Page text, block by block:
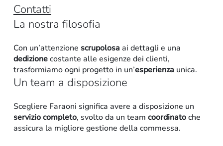
Contatti
La nostra filosofia
Con un’attenzione scrupolosa ai dettagli e una
dedizionecostante alle esigenze dei clienti,
trasformiamo ogni progetto in un’esperienza unica.
Un team a disposizione
Scegliere Faraoni significa avere a disposizione un
servizio completo, svolto da un team coordinatoche
assicura la migliore gestione della commessa.